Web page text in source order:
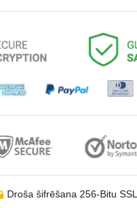
Droša šifrēšana 256-Bitu SSL